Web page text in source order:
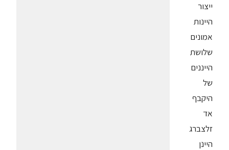
ייצור
היינות
אמונים
שלושת
הייננים
של
היקבף
אד
זלצברג
היינן